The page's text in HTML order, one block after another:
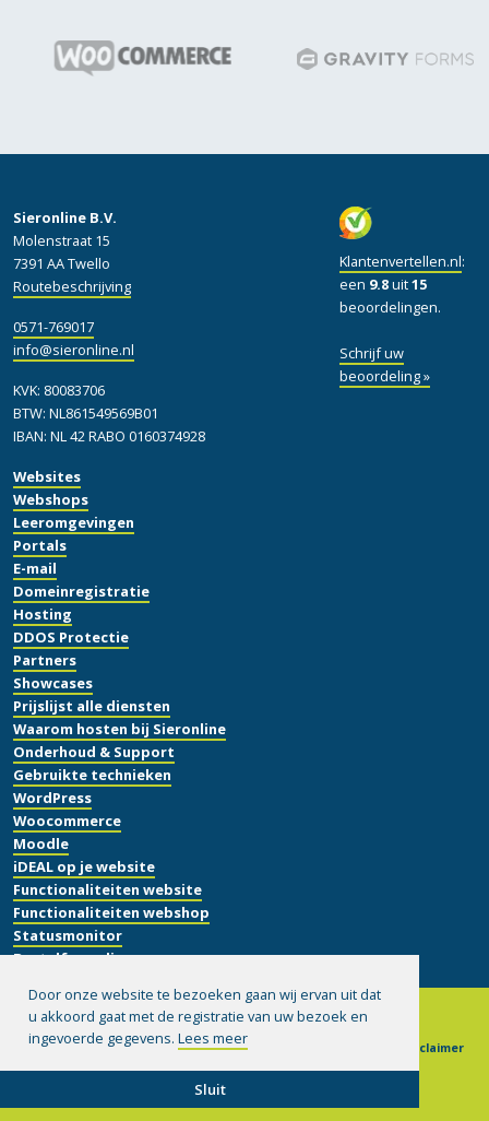
Door onze website te bezoeken gaan wij ervan uit dat
u akkoord gaat met de registratie van uw bezoek en
ingevoerde gegevens. Lees meer
Sluit
Websites
Webshops
Leeromgevingen
Portals
E-mail
Domeinregistratie
Hosting
DDOS Protectie
Partners
Showcases
Prijslijst alle diensten
Waarom hosten bij Sieronline
Onderhoud & Support
Gebruikte technieken
WordPress
Woocommerce
Moodle
iDEAL op je website
Functionaliteiten website
Functionaliteiten webshop
Statusmonitor
Bestelformulier
Klantenvertellen.nl:
een 9.8uit15
beoordelingen.
Schrijf uw
beoordeling »
Sieronline B.V.
Molenstraat 15
7391 AA Twello
Routebeschrijving
0571-769017
info@sieronline.nl
KVK: 80083706
BTW: NL861549569B01
IBAN: NL 42 RABO 0160374928
© 1999-2026 Sieronline B.V. | Algemene voorwaarden
Disclaimer